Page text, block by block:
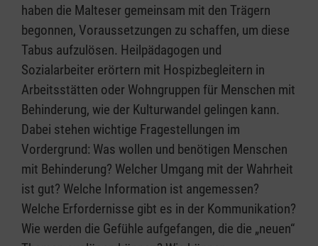
haben die Malteser gemeinsam mit den Trägern
begonnen, Voraussetzungen zu schaffen, um diese
Tabus aufzulösen. Heilpädagogen und
Sozialarbeiter erörtern mit Hospizbegleitern in
Arbeitsstätten oder Wohngruppen für Menschen mit
Behinderung, wie der Kulturwandel gelingen kann.
Dabei stehen wichtige Fragestellungen im
Vordergrund: Was wollen und benötigen Menschen
mit Behinderung? Welcher Umgang mit der Wahrheit
ist gut? Welche Information ist angemessen?
Welche Erfordernisse gibt es in der Kommunikation?
Wie werden die Gefühle aufgefangen, die die „neuen“